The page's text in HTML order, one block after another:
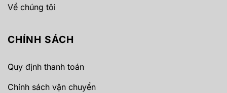
Về chúng tôi
CHÍNH SÁCH
Quy định thanh toán
Chính sách vận chuyển